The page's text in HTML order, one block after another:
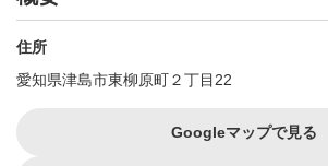
住所
愛知県津島市東柳原町２丁目22
Googleマップで見る